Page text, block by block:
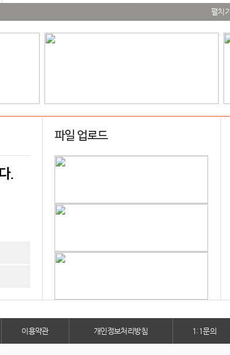
펼치기
.
파일 업로드
이용약관 개인정보처리방침 1:1문의